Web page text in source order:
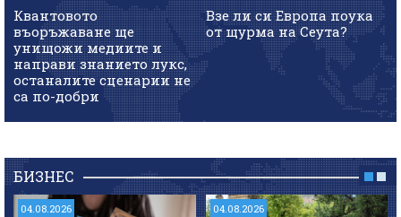
Квантовото
въоръжаване ще
унищожи медиите и
направи знанието лукс,
останалите сценарии не
са по-добри
Взе ли си Европа поука
от щурма на Сеута?
БИЗНЕС
04.08.2026 04.08.2026